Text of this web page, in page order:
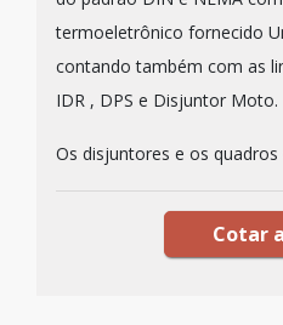
termoeletrônico fornecido
contando também com as
IDR , DPS e Disjuntor Moto.
Os disjuntores e os quadros
Cotar